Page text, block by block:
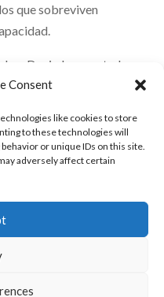
Consent
like cookies to store
to these technologies will
or unique IDs on this site.
adversely affect certain
que sobreviven
Davis, ha apuntado
sufrirá un ictus a lo
y aumenten las
garantizar así un
y a los tratamientos